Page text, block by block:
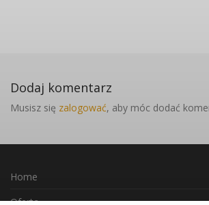
Dodaj komentarz
Musisz się zalogować, aby móc dodać
Home
Oferta